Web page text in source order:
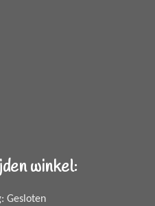
winkel:
: Gesloten